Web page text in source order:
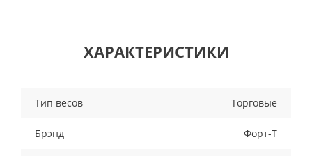
ХАРАКТЕРИСТИКИ
Тип весов Торговые
Брэнд Форт-Т